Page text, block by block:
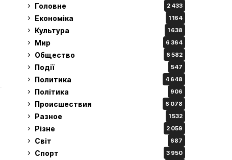
Головне 2 433
Економіка 1 164
Культура 1 638
Мир 6 364
Общество 6 582
Події 547
Политика 4 648
Політика 906
Происшествия 6 078
Разное 1 532
Різне 2 059
Світ 687
Спорт 3 950